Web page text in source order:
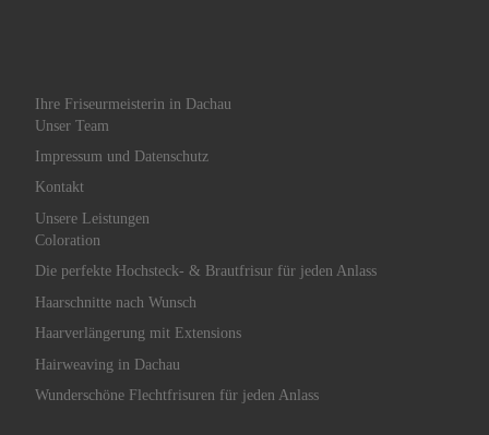
Ihre Friseurmeisterin in Dachau
Unser Team
Impressum und Datenschutz
Kontakt
Unsere Leistungen
Coloration
Die perfekte Hochsteck- & Brautfrisur für jeden Anlass
Haarschnitte nach Wunsch
Haarverlängerung mit Extensions
Hairweaving in Dachau
Wunderschöne Flechtfrisuren für jeden Anlass